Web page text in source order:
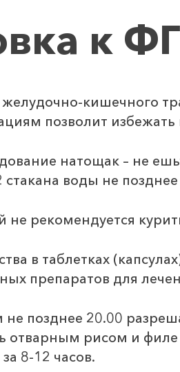
к
желудочно-кишечного
позволит
натощак – не
воды не позднее
не рекомендуется
в таблетках
препаратов для
не позднее 20.00
отварным рисом и
8-12 часов.